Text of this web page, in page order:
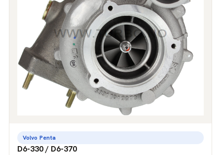
Volvo Penta
D6-330 / D6-370